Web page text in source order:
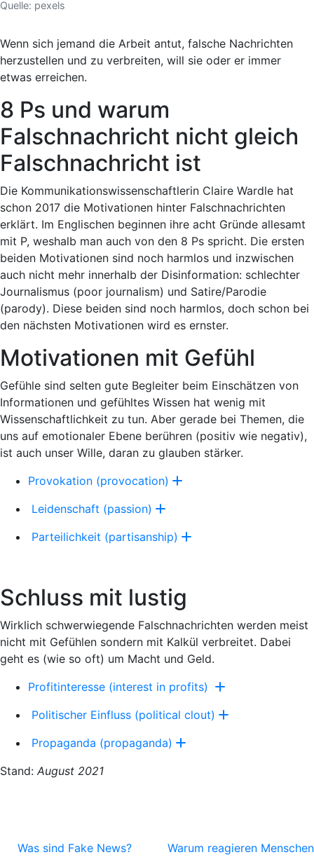
Quelle: pexels
Wenn sich jemand die Arbeit antut, falsche Nachrichten
herzustellen und zu verbreiten, will sie oder er immer
etwas erreichen.
8 Ps und warum
Falschnachricht nicht gleich
Falschnachricht ist
Die Kommunikationswissenschaftlerin Claire Wardle hat
schon 2017 die Motivationen hinter Falschnachrichten
erklärt. Im Englischen beginnen ihre acht Gründe allesamt
mit P, weshalb man auch von den 8 Ps spricht. Die ersten
beiden Motivationen sind noch harmlos und inzwischen
auch nicht mehr innerhalb der Disinformation: schlechter
Journalismus (poor journalism) und Satire/Parodie
(parody). Diese beiden sind noch harmlos, doch schon bei
den nächsten Motivationen wird es ernster.
Motivationen mit Gefühl
Gefühle sind selten gute Begleiter beim Einschätzen von
Informationen und gefühltes Wissen hat wenig mit
Wissenschaftlichkeit zu tun. Aber gerade bei Themen, die
uns auf emotionaler Ebene berühren (positiv wie negativ),
ist auch unser Wille, daran zu glauben stärker.
Provokation (provocation)
Leidenschaft (passion)
Parteilichkeit (partisanship)
Schluss mit lustig
Wirklich schwerwiegende Falschnachrichten werden meist
nicht mit Gefühlen sondern mit Kalkül verbreitet. Dabei
geht es (wie so oft) um Macht und Geld.
Profitinteresse (interest in profits)
Politischer Einfluss (political clout)
Propaganda (propaganda)
Stand: August 2021
Was sind Fake News?
Warum reagieren Menschen